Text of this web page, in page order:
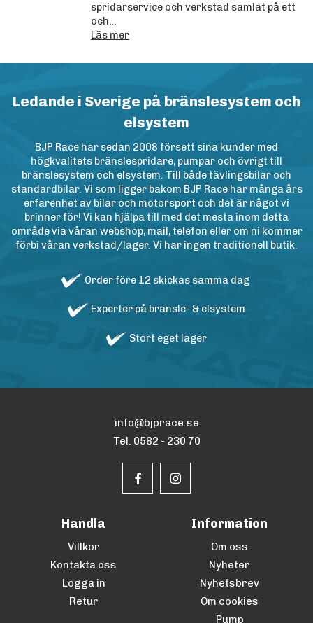
spridarservice och verkstad samlat på ett
och…
Läs mer
Ledande i Sverige på bränslesystem och
elsystem
BJP Race har sedan 2008 försett sina kunder med
högkvalitets bränslespridare, pumpar och övrigt till
bränslesystem och elsystem. Till både tävlingsbilar och
standardbilar. Vi som ligger bakom BJP Race har många års
erfarenhet av bilar och motorsport och det är något vi
brinner för! Vi kan hjälpa till med det mesta inom detta
område via våran webshop, mail, telefon eller om ni kommer
förbi våran verkstad/lager. Vi har ingen traditionell butik.
Order före 12 skickas samma dag
Experter på bränsle- & elsystem
Stort eget lager
info@bjprace.se
Tel. 0582 - 230 70
Handla
Villkor
Kontakta oss
Logga in
Retur
Information
Om oss
Nyheter
Nyhetsbrev
Om cookies
Pump